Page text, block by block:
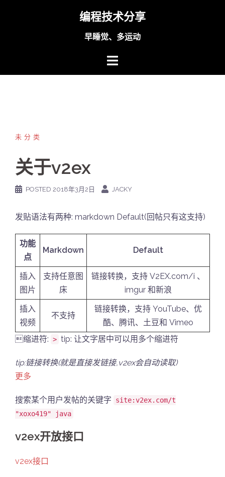
编程技术分享
早睡觉、多运动
未分类
关于v2ex
POSTED 2018年3月2日 JACKY
发贴语法有两种: markdown Default(回帖只有这支持)
功能
点
Markdown Default
插入
图片
支持任意图
床
链接转换，支持 V2EX.com/i 、
imgur 和新浪
插入
视频
不支持
链接转换，支持 YouTube、优
酷、腾讯、土豆和 Vimeo
缩进符: > tip: 让文字居中可以用多个缩进符
tip:链接转换(就是直接发链接,v2ex会自动读取)
更多
搜索某个用户发帖的关键字
site:v2ex.com/t
"xoxo419" java
v2ex开放接口
v2ex接口